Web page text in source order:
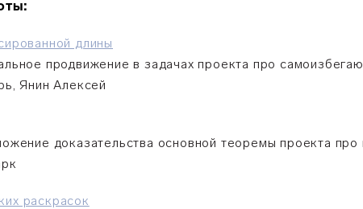
длины
продвижение в задачах проекта про
Янин Алексей
доказательства основной теоремы проекта про
раскрасок